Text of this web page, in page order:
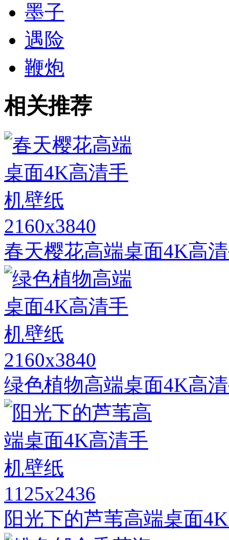
墨子
遇险
鞭炮
相关推荐
2160x3840
春天樱花高端桌面4K高
2160x3840
绿色植物高端桌面4K高
1125x2436
阳光下的芦苇高端桌面